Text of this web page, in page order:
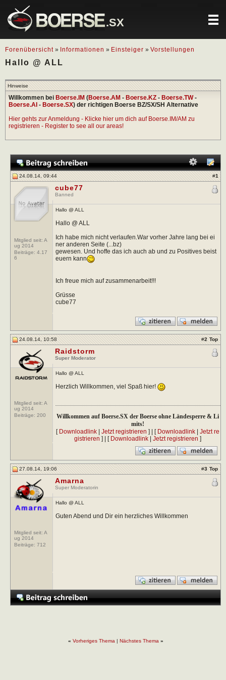
.SX
Forenübersicht » Informationen » Einsteiger » Vorstellungen
Hallo @ ALL
Hinweise
Willkommen bei Boerse.IM (Boerse.AM - Boerse.KZ - Boerse.TW-
Boerse.AI - Boerse.SX) der richtigen Boerse BZ/SX/SH Alternative
Hier gehts zur Anmeldung - Klicke hier um dich auf Boerse.IM/AM zu
registrieren - Register to see all our areas!
24.08.14, 09:44 #1
Mitglied seit: A
ug 2014
Beiträge: 4.17
6
cube77
Banned
Hallo @ ALL
Hallo @ ALL
Ich habe mich nicht verlaufen.War vorher Jahre lang bei ei
ner anderen Seite (...bz)
gewesen. Und hoffe das ich auch ab und zu Positives beist
euern kann
Ich freue mich auf zusammenarbeit!!!
Grüsse
cube77
24.08.14, 10:58 #2 Top
Mitglied seit: A
ug 2014
Beiträge: 200
Raidstorm
Super Moderator
Hallo @ ALL
Herzlich Willkommen, viel Spaß hier!
Willkommen auf Boerse.SX der Boerse ohne Ländesperre & Li
mits!
[ Downloadlink |Jetzt registrieren ] | [ Downloadlink |Jetzt re
gistrieren ] | [ Downloadlink |Jetzt registrieren ]
27.08.14, 19:06 #3 Top
Mitglied seit: A
ug 2014
Beiträge: 712
Amarna
Super Moderatorin
Hallo @ ALL
Guten Abend und Dir ein herzliches Willkommen
« Vorheriges Thema | Nächstes Thema »